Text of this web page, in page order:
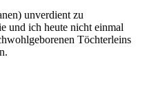
unverdient zu
und ich heute nicht einmal
Töchterleins